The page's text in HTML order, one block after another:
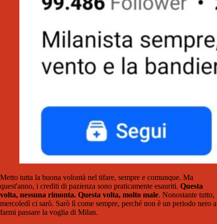
Metto tutta la buona volontà nel tifare, sempre e comunque. Ma
quest'anno, i crediti di pazienza sono praticamente esauriti. Questa
volta, nessuna rimonta. Questa volta, molto male. Nonostante tutto,
mercoledì ci sarò. Sarò lì come sempre, perché non è un periodo nero a
farmi passare la voglia di Milan.